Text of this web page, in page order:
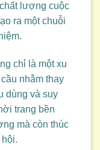
lượng cuộc
ra một chuỗi
chỉ là một xu
nhằm thay
dùng và suy
trang bền
mà còn thúc